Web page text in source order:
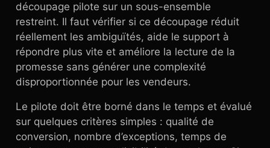
découpage pilote sur un sous-ensemble
restreint. Il faut vérifier si ce découpage réduit
réellement les ambiguïtés, aide le support à
répondre plus vite et améliore la lecture de la
promesse sans générer une complexité
disproportionnée pour les vendeurs.
Le pilote doit être borné dans le temps et évalué
sur quelques critères simples : qualité de
conversion, nombre d’exceptions, temps de